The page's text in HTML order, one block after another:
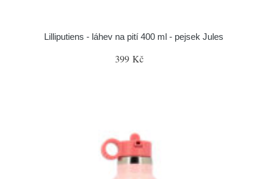
Lilliputiens - láhev na pití 400 ml - pejsek Jules
399 Kč